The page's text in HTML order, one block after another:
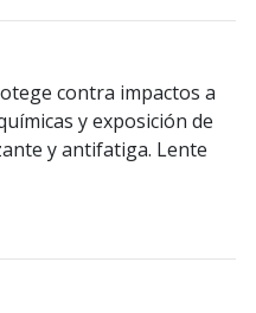
contra impactos a
y exposición de
y antifatiga. Lente